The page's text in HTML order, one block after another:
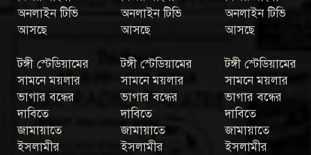
অনলাইন টিভি
আসছে
অনলাইন টিভি
আসছে
অনলাইন টিভি
আসছে
টঙ্গী স্টেডিয়ামের
সামনে ময়লার
ভাগার বন্ধের
দাবিতে
জামায়াতে
ইসলামীর
টঙ্গী স্টেডিয়ামের
সামনে ময়লার
ভাগার বন্ধের
দাবিতে
জামায়াতে
ইসলামীর
টঙ্গী স্টেডিয়ামের
সামনে ময়লার
ভাগার বন্ধের
দাবিতে
জামায়াতে
ইসলামীর